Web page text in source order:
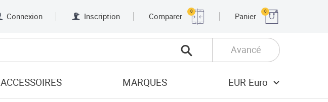
Connexion Inscription Comparer
0
Panier
0
Avancé
ACCESSOIRES MARQUES EUR Euro